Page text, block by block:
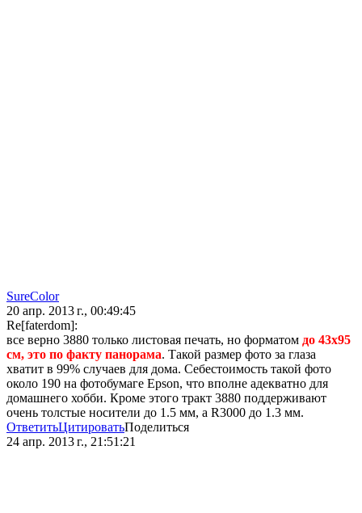
SureColor
20 апр. 2013 г., 00:49:45
Re[faterdom]:
все верно 3880 только листовая печать, но форматом до 43х95
см, это по факту панорама. Такой размер фото за глаза
хватит в 99% случаев для дома. Себестоимость такой фото
около 190 на фотобумаге Epson, что вполне адекватно для
домашнего хобби. Кроме этого тракт 3880 поддерживают
очень толстые носители до 1.5 мм, а R3000 до 1.3 мм.
ОтветитьЦитироватьПоделиться
24 апр. 2013 г., 21:51:21